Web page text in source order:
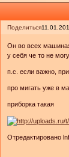
Поделиться
Он во всех
у себя че то не
п.с. если важно,
про мигать уже в
приборка такая
Отредактировано